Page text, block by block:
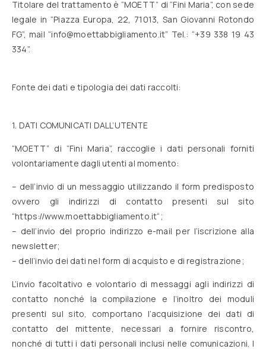
Titolare del trattamento è “MOETT” di “Fini Maria”, con sede
legale in “Piazza Europa, 22, 71013, San Giovanni Rotondo
FG”, mail “info@moettabbigliamento.it” Tel.: “+39 338 19 43
334”.
Fonte dei dati e tipologia dei dati raccolti:
1. DATI COMUNICATI DALL’UTENTE
“MOETT” di “Fini Maria”, raccoglie i dati personali forniti
volontariamente dagli utenti al momento:
– dell’invio di un messaggio utilizzando il form predisposto
ovvero gli indirizzi di contatto presenti sul sito
“https://www.moettabbigliamento.it“;
– dell’invio del proprio indirizzo e-mail per l’iscrizione alla
newsletter;
– dell’invio dei dati nel form di acquisto e di registrazione;
L’invio facoltativo e volontario di messaggi agli indirizzi di
contatto nonché la compilazione e l’inoltro dei moduli
presenti sul sito, comportano l’acquisizione dei dati di
contatto del mittente, necessari a fornire riscontro,
nonché di tutti i dati personali inclusi nelle comunicazioni. I